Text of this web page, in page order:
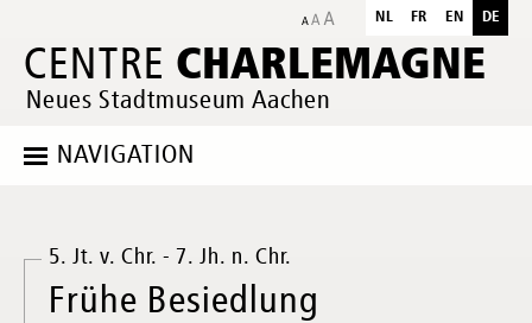
CENTRE CHARLEMAGNE
Neues Stadtmuseum Aachen
NL FR EN DE
NAVIGATION
5. Jt. v. Chr. - 7. Jh. n. Chr.
Frühe Besiedlung